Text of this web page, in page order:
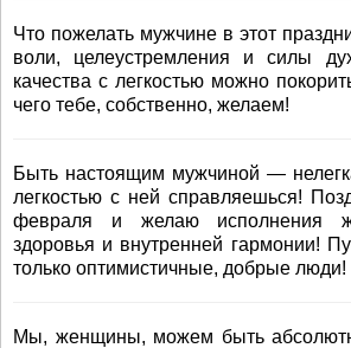
Что пожелать мужчине в этот
воли, целеустремления и силы
качества с легкостью можно
чего тебе, собственно, желаем!
Быть настоящим мужчиной —
легкостью с ней справляешься!
февраля и желаю исполнения
здоровья и внутренней гармонии!
только оптимистичные, добрые люди!
Мы, женщины, можем быть